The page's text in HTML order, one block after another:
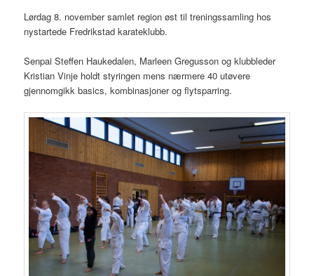
Lørdag 8. november samlet region øst til treningssamling hos
nystartede Fredrikstad karateklubb.
Senpai Steffen Haukedalen, Marleen Gregusson og klubbleder
Kristian Vinje holdt styringen mens nærmere 40 utøvere
gjennomgikk basics, kombinasjoner og flytsparring.